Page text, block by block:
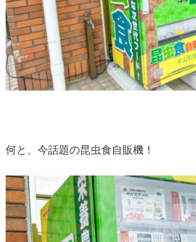
何と、今話題の昆虫食自販機！